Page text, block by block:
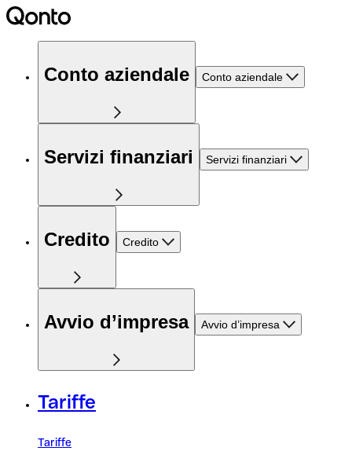
Conto aziendale Conto aziendale
Servizi finanziari Servizi finanziari
Credito Credito
Avvio d’impresa Avvio d’impresa
Tariffe
Tariffe